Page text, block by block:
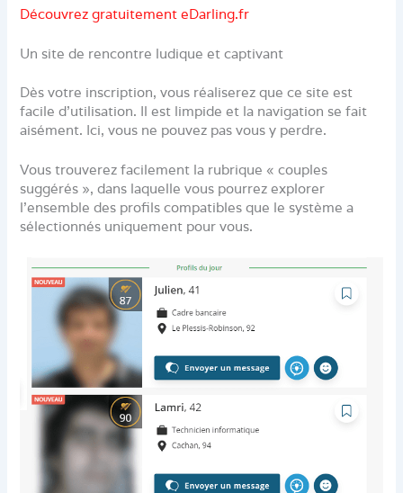
Découvrez gratuitement eDarling.fr
Un site de rencontre ludique et captivant
Dès votre inscription, vous réaliserez que ce site est
facile d’utilisation. Il est limpide et la navigation se fait
aisément. Ici, vous ne pouvez pas vous y perdre.
Vous trouverez facilement la rubrique « couples
suggérés », dans laquelle vous pourrez explorer
l’ensemble des profils compatibles que le système a
sélectionnés uniquement pour vous.